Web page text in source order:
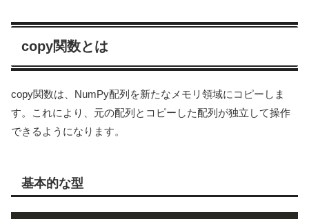
copy関数とは
copy関数は、NumPy配列を新たなメモリ領域にコピーしま
す。これにより、元の配列とコピーした配列が独立して操作
できるようになります。
基本的な型